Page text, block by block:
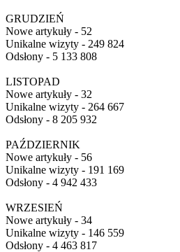
GRUDZIEŃ
Nowe artykuły - 52
Unikalne wizyty - 249 824
Odsłony - 5 133 808
LISTOPAD
Nowe artykuły - 32
Unikalne wizyty - 264 667
Odsłony - 8 205 932
PAŹDZIERNIK
Nowe artykuły - 56
Unikalne wizyty - 191 169
Odsłony - 4 942 433
WRZESIEŃ
Nowe artykuły - 34
Unikalne wizyty - 146 559
Odsłony - 4 463 817